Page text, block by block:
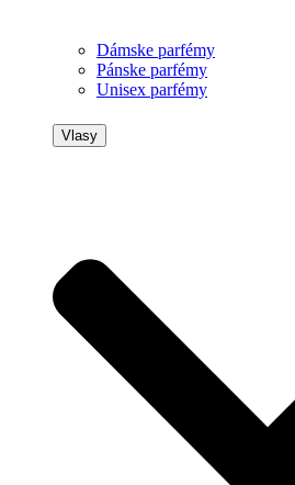
Dámske parfémy
Pánske parfémy
Unisex parfémy
Vlasy